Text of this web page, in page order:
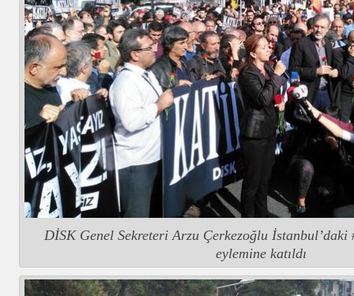
DİSK Genel Sekreteri Arzu Çerkezoğlu İstanbul’daki
eylemine katıldı